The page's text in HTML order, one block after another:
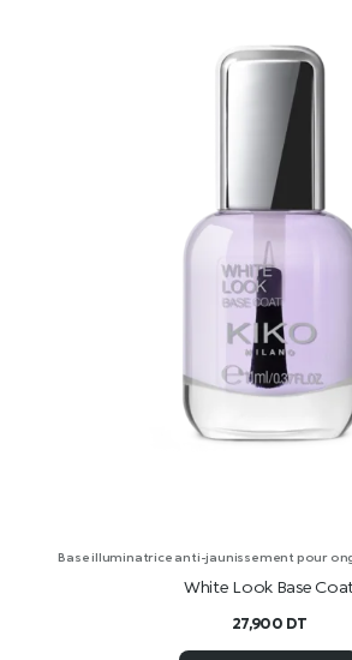
Base illuminatrice anti-jaunissement pour
White Look Base
27,900 DT